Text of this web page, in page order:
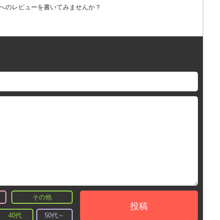
のレビューを書いてみませんか？
その他
40代 50代～
投稿